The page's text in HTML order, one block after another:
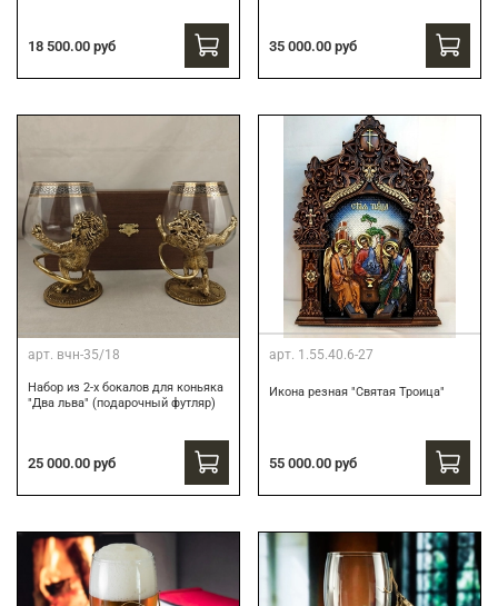
18 500.00 руб 35 000.00 руб
арт. вчн-35/18
Набор из 2-х бокалов для коньяка
"Два льва" (подарочный футляр)
25 000.00 руб
арт. 1.55.40.6-27
Икона резная "Святая Троица"
55 000.00 руб